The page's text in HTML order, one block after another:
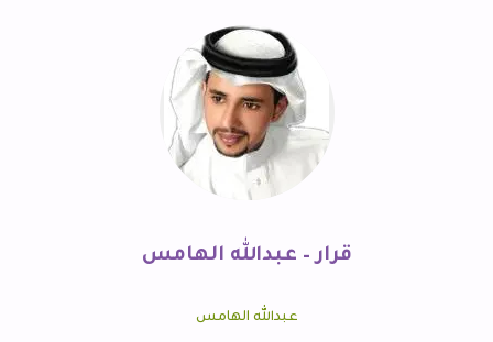
قرار – عبدالله الهامس
عبدالله الهامس